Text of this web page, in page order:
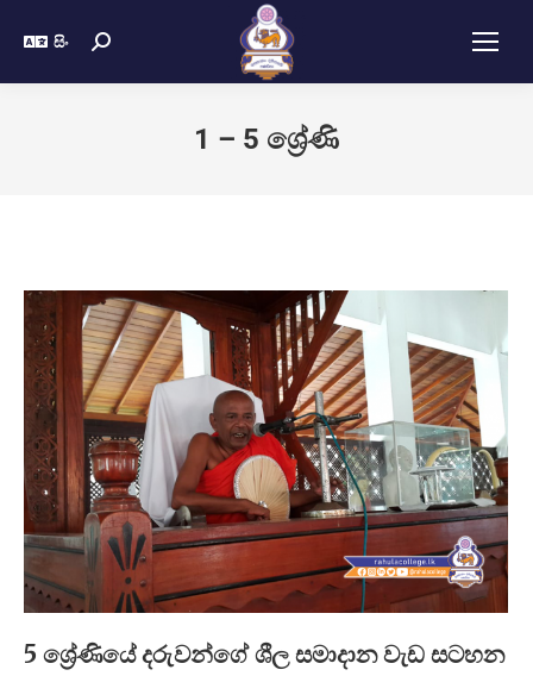
සිං
1 – 5 ශ්‍රේණි
5 ශ්‍රේණියේ දරුවන්ගේ ශීල සමාදාන වැඩ සටහන